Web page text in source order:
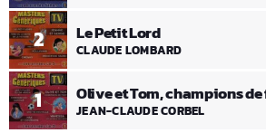
1 Olive et Tom, champions
JEAN-CLAUDE CORBEL
2 Le Petit Lord
CLAUDE LOMBARD